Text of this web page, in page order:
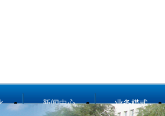
新闻中心 业务模式